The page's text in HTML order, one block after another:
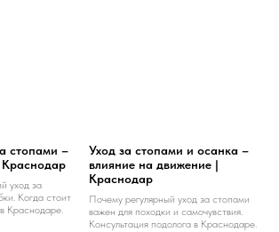
стопами –
Краснодар
уход за
Когда стоит
Краснодаре.
Уход за стопами и осанка –
влияние на движение |
Краснодар
Почему регулярный уход за стопами
важен для походки и самочувствия.
Консультация подолога в Краснодаре.